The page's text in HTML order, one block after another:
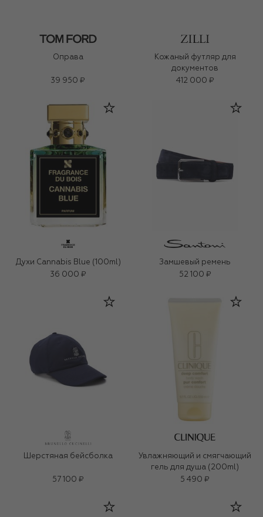
Оправа
39 950 ₽
Кожаный футляр для
документов
412 000 ₽
Духи Cannabis Blue (100ml)
36 000 ₽
Замшевый ремень
52 100 ₽
Шерстяная бейсболка
57 100 ₽
Увлажняющий и смягчающий
гель для душа (200ml)
5 490 ₽